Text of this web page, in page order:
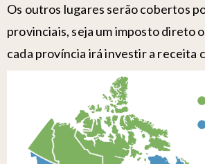
Os outros lugares serão cobertos
provinciais, seja um imposto direto
cada província irá investir a receita